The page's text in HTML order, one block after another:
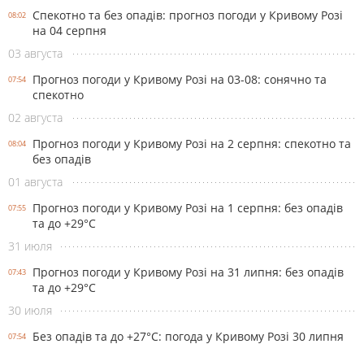
08:02
Спекотно та без опадів: прогноз погоди у Кривому Розі
на 04 серпня
03 августа
07:54
Прогноз погоди у Кривому Розі на 03-08: сонячно та
спекотно
02 августа
08:04
Прогноз погоди у Кривому Розі на 2 серпня: спекотно та
без опадів
01 августа
07:55
Прогноз погоди у Кривому Розі на 1 серпня: без опадів
та до +29°С
31 июля
07:43
Прогноз погоди у Кривому Розі на 31 липня: без опадів
та до +29°С
30 июля
07:54 Без опадів та до +27°С: погода у Кривому Розі 30 липня